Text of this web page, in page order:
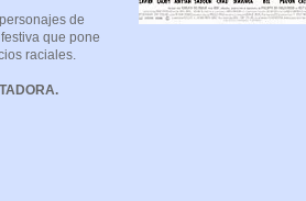
de
que pone
raciales.